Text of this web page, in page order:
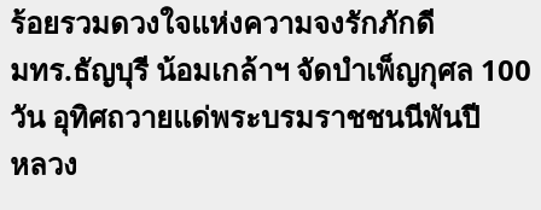
ร้อยรวมดวงใจแห่งความจงรักภักดี
มทร.ธัญบุรี น้อมเกล้าฯ จัดบำเพ็ญกุศล 100
วัน อุทิศถวายแด่พระบรมราชชนนีพันปี
หลวง